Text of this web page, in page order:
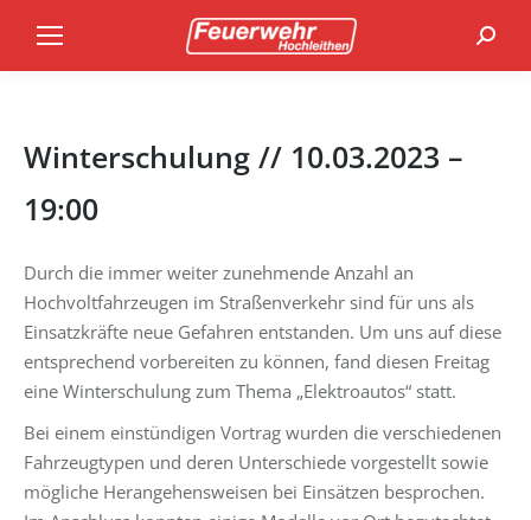
Winterschulung // 10.03.2023 –
19:00
Durch die immer weiter zunehmende Anzahl an
Hochvoltfahrzeugen im Straßenverkehr sind für uns als
Einsatzkräfte neue Gefahren entstanden. Um uns auf diese
entsprechend vorbereiten zu können, fand diesen Freitag
eine Winterschulung zum Thema „Elektroautos“ statt.
Bei einem einstündigen Vortrag wurden die verschiedenen
Fahrzeugtypen und deren Unterschiede vorgestellt sowie
mögliche Herangehensweisen bei Einsätzen besprochen.